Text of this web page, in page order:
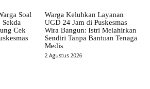
Soal
Sekda
Cek
Warga Keluhkan Layanan
UGD 24 Jam di Puskesmas
Wira Bangun: Istri Melahirkan
Sendiri Tanpa Bantuan Tenaga
Medis
2 Agustus 2026